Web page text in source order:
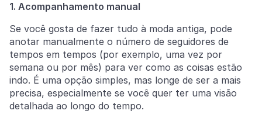
1. Acompanhamento manual
Se você gosta de fazer tudo à moda antiga, pode
anotar manualmente o número de seguidores de
tempos em tempos (por exemplo, uma vez por
semana ou por mês) para ver como as coisas estão
indo. É uma opção simples, mas longe de ser a mais
precisa, especialmente se você quer ter uma visão
detalhada ao longo do tempo.